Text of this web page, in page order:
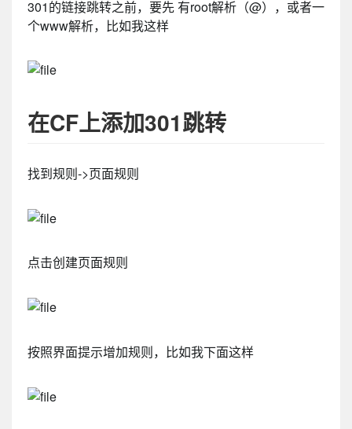
301的链接跳转之前，要先 有root解析（@），或者一
个www解析，比如我这样
在CF上添加301跳转
找到规则->页面规则
点击创建页面规则
按照界面提示增加规则，比如我下面这样